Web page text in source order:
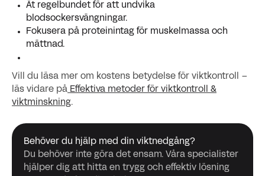
Ät regelbundet för att undvika
blodsockersvängningar.
Fokusera på proteinintag för muskelmassa och
mättnad.
Vill du läsa mer om kostens betydelse för viktkontroll –
läs vidare på Effektiva metoder för viktkontroll &
viktminskning.
Behöver du hjälp med din viktnedgång?
Du behöver inte göra det ensam. Våra specialister
hjälper dig att hitta en trygg och effektiv lösning